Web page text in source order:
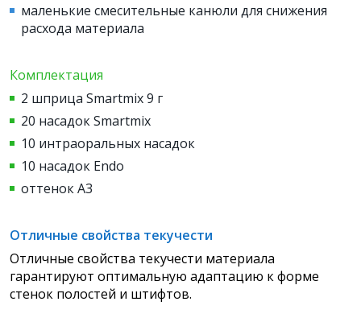
маленькие смесительные канюли для снижения
расхода материала
Комплектация
2 шприца Smartmix 9 г
20 насадок Smartmix
10 интраоральных насадок
10 насадок Endo
оттенок A3
Отличные свойства текучести
Отличные свойства текучести материала
гарантируют оптимальную адаптацию к форме
стенок полостей и штифтов.